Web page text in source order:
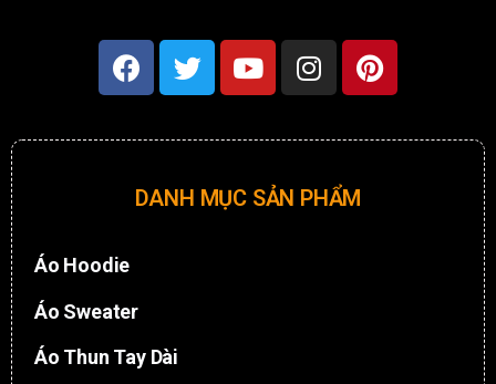
DANH MỤC SẢN PHẨM
Áo Hoodie
Áo Sweater
Áo Thun Tay Dài